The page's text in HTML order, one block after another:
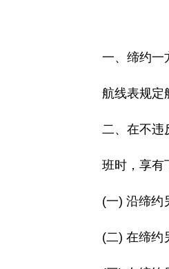
一、缔约一方
航线表规定航
二、在不违反
班时，享有
(一) 沿缔约另
(二) 在缔约另